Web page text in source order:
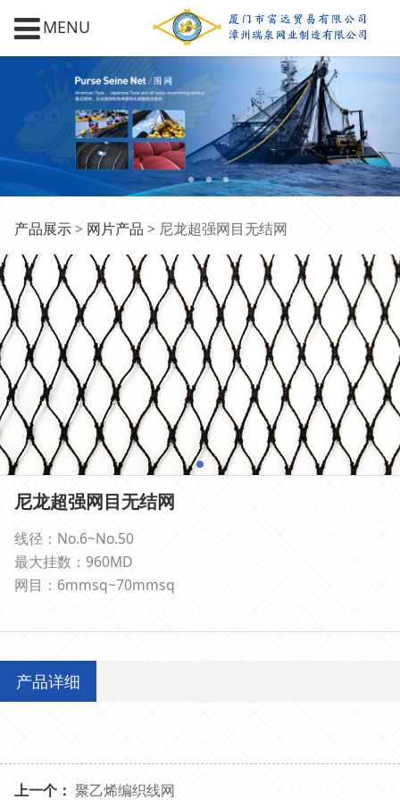
MENU
尼龙超强网目无结网
产品展示> 网片产品 > 尼龙超强网目无结网
尼龙超强网目无结网
线径：No.6~No.50
最大挂数：960MD
网目：6mmsq~70mmsq
产品详细
上一个： 聚乙烯编织线网